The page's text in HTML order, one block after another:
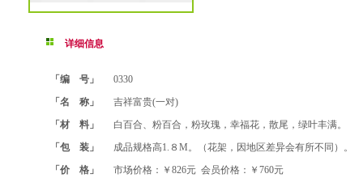
详细信息
「编 号」
0330
「名 称」
吉祥富贵(一对)
「材 料」
白百合、粉百合，粉玫瑰，幸福花，散尾，绿叶丰满。
「包 装」
成品规格高1.８M。（花架，因地区差异会有所不同）。
「价 格」
市场价格：￥826元 会员价格：￥760元